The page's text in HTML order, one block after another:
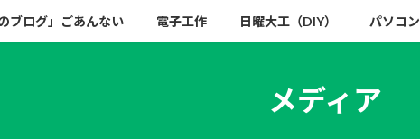
ブログ」ごあんない 電子工作 日曜大工（DIY） パソコン
メディア